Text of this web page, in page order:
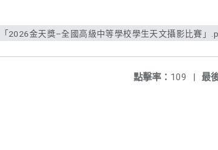
「2026金天獎–全國高級中等學校學生天文攝影比賽」
最
點擊率： 109 |